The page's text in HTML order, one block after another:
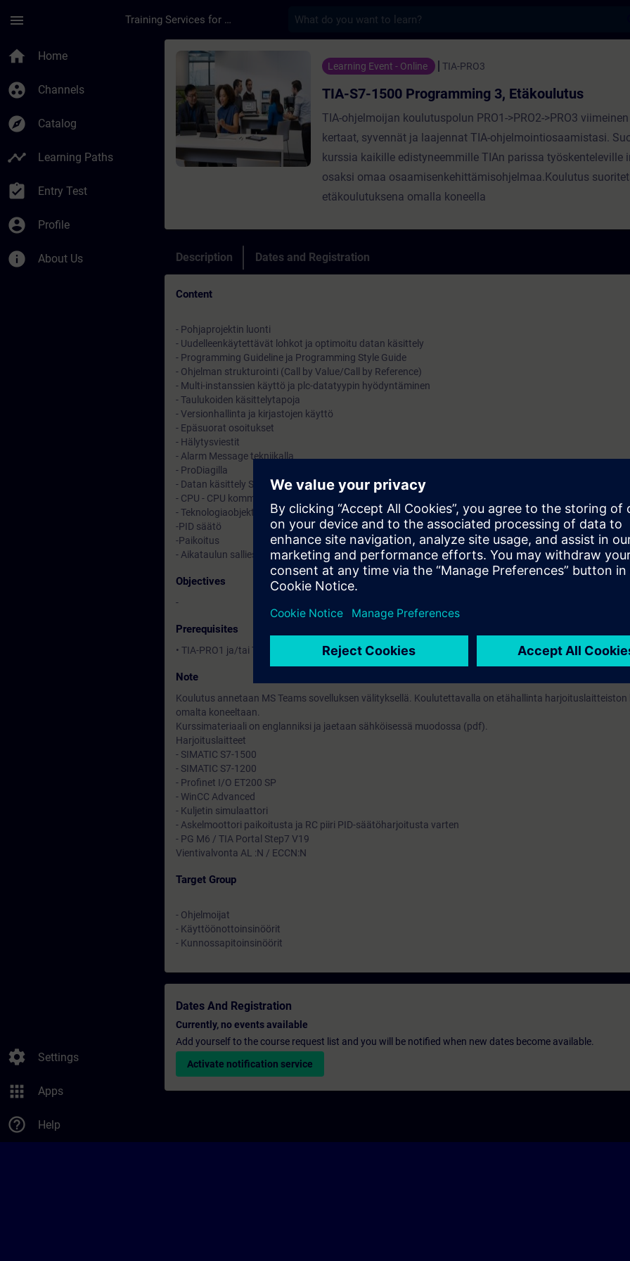
menu Training Services for Digital Industries
home Home
group_work Channels
explore Catalog
timeline Learning Paths
assignment_turned_in Entry Test
account_circle Profile
info About Us
settings Settings
apps Apps
help_outline Help
Course - TIA-S7-1500 Programming 3, Etäkoulutus - Training
Learning Event - Online TIA-PRO3
TIA-S7-1500 Programming 3, Etäkoulutus
TIA-ohjelmoijan koulutuspolun PRO1->PRO2->PRO3
kertaat, syvennät ja laajennat TIA-ohjelmointiosaamistasi.
kurssia kaikille edistyneemmille TIAn parissa työskenteleville
osaksi omaa osaamisenkehittämisohjelmaa.Koulutus
etäkoulutuksena omalla koneella
Description Dates and Registration
Content
- Pohjaprojektin luonti
- Uudelleenkäytettävät lohkot ja optimoitu datan käsittely
- Programming Guideline ja Programming Style Guide
- Ohjelman strukturointi (Call by Value/Call by Reference)
- Multi-instanssien käyttö ja plc-datatyypin hyödyntäminen
- Taulukoiden käsittelytapoja
- Versionhallinta ja kirjastojen käyttö
- Epäsuorat osoitukset
- Hälytysviestit
- Alarm Message tekniikalla
- ProDiagilla
- Datan käsittely SIMATIC HMI reseptien avulla
- CPU - CPU kommunikaatio
- Teknologiaobjektien käyttö
-PID säätö
-Paikoitus
- Aikataulun salliessa: TIA-Safety Advanced esittely
Objectives
-
Prerequisites
• TIA-PRO1 ja/tai TIA-PRO2 tai TIA-Päivityskurssin tiedot, sekä käytännönkokemusta PLC-
Note
Koulutus annetaan MS Teams sovelluksen välityksellä. Koulutettavalla on etähallinta
omalta koneeltaan.
Kurssimateriaali on englanniksi ja jaetaan sähköisessä muodossa (pdf).
Harjoituslaitteet
- SIMATIC S7-1500
- SIMATIC S7-1200
- Profinet I/O ET200 SP
- WinCC Advanced
- Kuljetin simulaattori
- Askelmoottori paikoitusta ja RC piiri PID-säätöharjoitusta varten
- PG M6 / TIA Portal Step7 V19
Vientivalvonta AL :N / ECCN:N
Target Group
- Ohjelmoijat
- Käyttöönottoinsinöörit
- Kunnossapitoinsinöörit
Dates And Registration
Currently, no events available
Add yourself to the course request list and you will be notified when new dates become available.
Activate notification service